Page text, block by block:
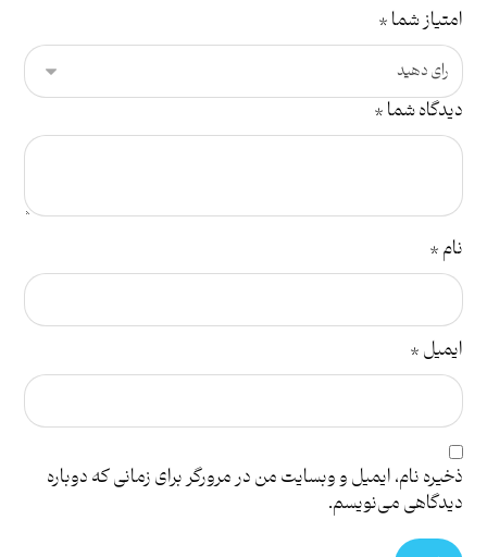
امتیاز شما*
دیدگاه شما*
نام*
ایمیل*
ذخیره نام، ایمیل و وبسایت من در مرورگر برای زمانی که دوباره
دیدگاهی می‌نویسم.